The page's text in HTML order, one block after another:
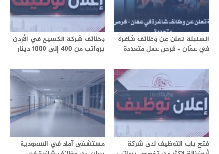
السنبلة تعلن عن وظائف شاغرة
في عمّان – فرص عمل متعددة
وظائف شركة الكسيح في الأردن
برواتب من 400 إلى 1000 دينار
فتح باب التوظيف لدى شركة
مستشفى آماد في السعودية